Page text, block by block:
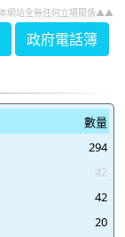
37046063
37046067
37046075
網站全無任何立場關係▲▲
政府電話簿
數量
294
42
42
20